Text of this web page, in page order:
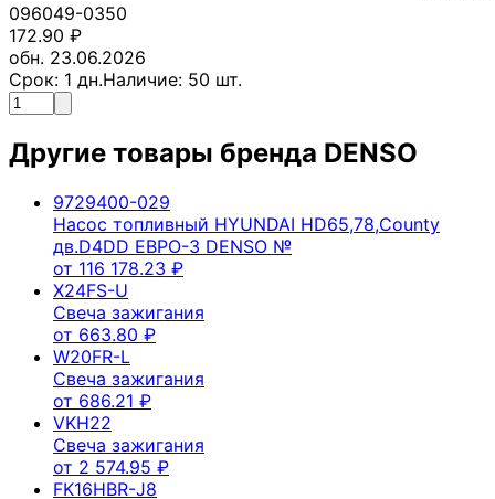
096049-0350
172.90 ₽
обн. 23.06.2026
Срок: 1 дн.Наличие: 50 шт.
Другие товары бренда DENSO
9729400-029
Насос топливный HYUNDAI HD65,78,County
дв.D4DD ЕВРО-3 DENSO №
от 116 178.23 ₽
X24FS-U
Свеча зажигания
от 663.80 ₽
W20FR-L
Свеча зажигания
от 686.21 ₽
VKH22
Свеча зажигания
от 2 574.95 ₽
FK16HBR-J8